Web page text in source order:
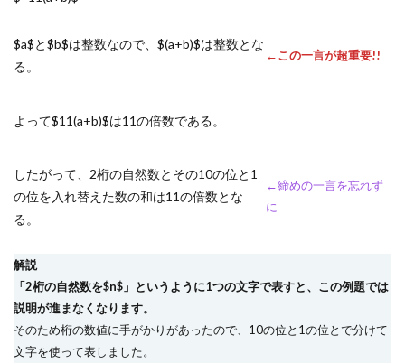
$a$と$b$は整数なので、$(a+b)$は整数とな
る。
←この一言が超重要!!
よって$11(a+b)$は11の倍数である。
したがって、2桁の自然数とその10の位と1
の位を入れ替えた数の和は11の倍数とな
る。
←締めの一言を忘れず
に
解説
「2桁の自然数を$n$」というように1つの文字で表すと、この例題では
説明が進まなくなります。
そのため桁の数値に手がかりがあったので、10の位と1の位とで分けて
文字を使って表しました。